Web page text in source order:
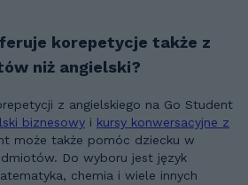
korepetycje także z
niż angielski?
z angielskiego na Go Student
biznesowy i kursy konwersacyjne z
może także pomóc dziecku w
Do wyboru jest język
chemia i wiele innych